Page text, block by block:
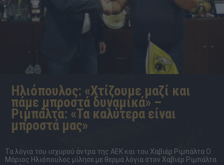
Ηλιόπουλος: «Χτίζουμε μαζί και
πάμε μπροστά δυναμικά» –
Ριμπάλτα: «Τα καλύτερα είναι
μπροστά μας»
Τα λόγια του ισχυρού άντρα της ΑΕΚ και του Χαβιέρ Ριμπάλτα Ο
Μάριος Ηλιόπουλος μίλησε με θερμά λόγια στον Χαβιέρ Ριμπάλτα